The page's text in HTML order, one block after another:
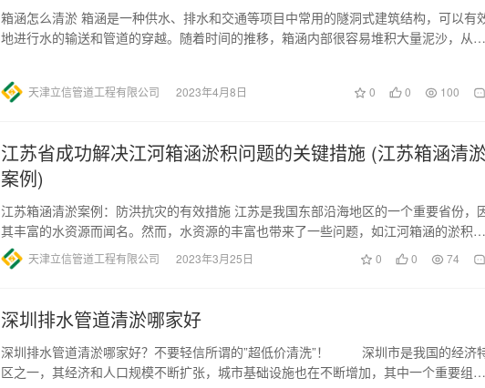
箱涵怎么清淤 箱涵是一种供水、排水和交通等项目中常用的隧洞式建筑结构，可以有
地进行水的输送和管道的穿越。随着时间的推移，箱涵内部很容易堆积大量泥沙，从而
天津立信管道工程有限公司 2023年4月8日 0 0 100
江苏省成功解决江河箱涵淤积问题的关键措施 (江苏箱涵清淤
案例)
江苏箱涵清淤案例：防洪抗灾的有效措施 江苏是我国东部沿海地区的一个重要省份，
其丰富的水资源而闻名。然而，水资源的丰富也带来了一些问题，如江河箱涵的淤积。
这些淤积会导致洪水灾害等问…
天津立信管道工程有限公司 2023年3月25日 0 0 74
深圳排水管道清淤哪家好
深圳排水管道清淤哪家好？不要轻信所谓的”超低价清洗”！ 深圳市是我国的经济
区之一，其经济和人口规模不断扩张，城市基础设施也在不断增加，其中一个重要组…